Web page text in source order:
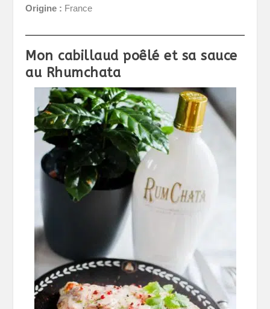
Origine : France
Mon cabillaud poêlé et sa sauce
au Rhumchata